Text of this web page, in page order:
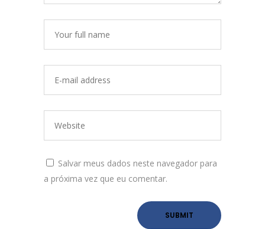
Salvar meus dados neste navegador para
a próxima vez que eu comentar.